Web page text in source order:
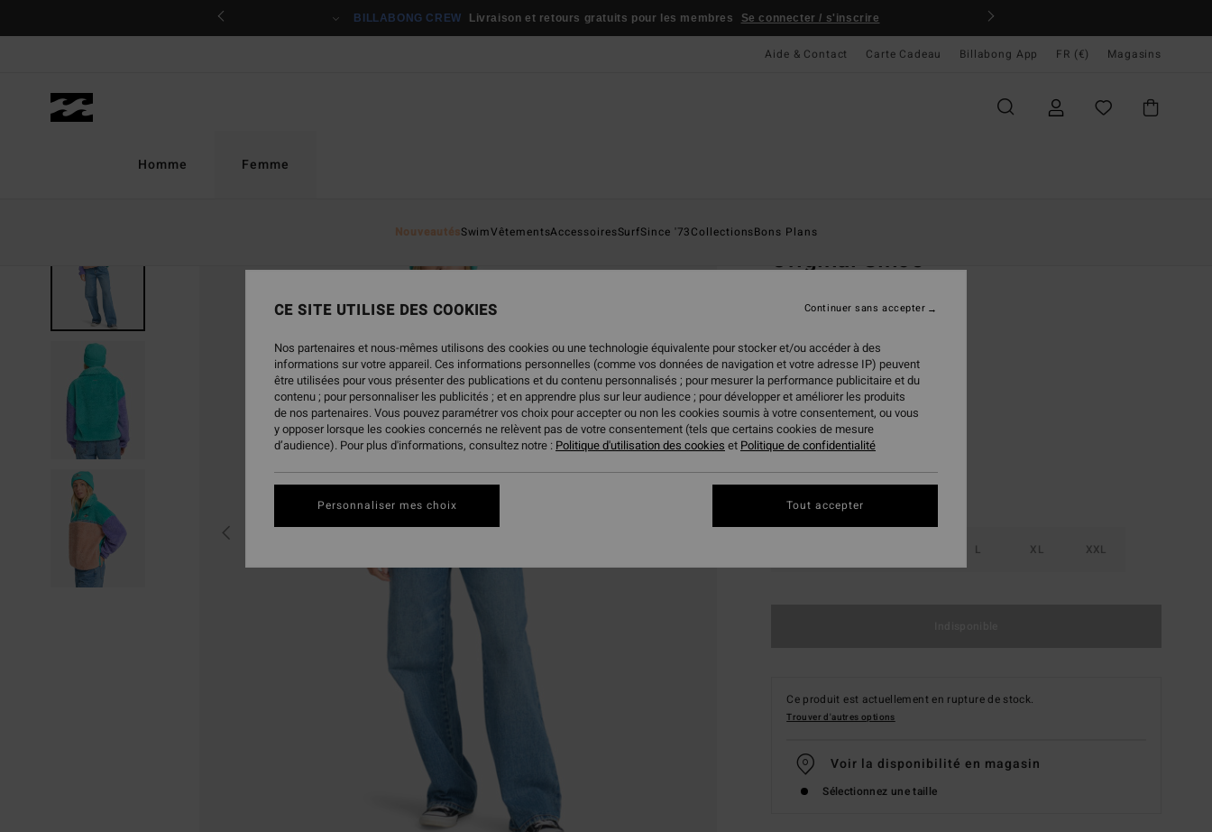
BILLABONG CREW Livraison et retours gratuits pour les membres Se connecter / s'inscrire
Aide & Contact Carte Cadeau Billabong App FR (€) Magasins
Homme Femme
NouveautésSwimVêtementsAccessoiresSurfSince '73CollectionsBons Plans
Original Since
(17 Avis)
79,95 €
CouleurAqua Haze
L XL XXL
Ce produit est actuellement en rupture de stock.
Trouver d'autres options
Voir la disponibilité en magasin
Sélectionnez une taille
CE SITE UTILISE DES COOKIES
Nos partenaires et nous-mêmes utilisons des cookies ou une technologie équivalente pour stocker et/ou accéder à des
informations sur votre appareil. Ces informations personnelles (comme vos données de navigation et votre adresse IP) peuvent
être utilisées pour vous présenter des publications et du contenu personnalisés ; pour mesurer la performance publicitaire et du
contenu ; pour personnaliser les publicités ; et en apprendre plus sur leur audience ; pour développer et améliorer les produits
de nos partenaires. Vous pouvez paramétrer vos choix pour accepter ou non les cookies soumis à votre consentement, ou vous
y opposer lorsque les cookies concernés ne relèvent pas de votre consentement (tels que certains cookies de mesure
d’audience). Pour plus d'informations, consultez notre : Politique d'utilisation des cookies et Politique de confidentialité
Personnaliser mes choix
Continuer sans accepter
Tout accepter